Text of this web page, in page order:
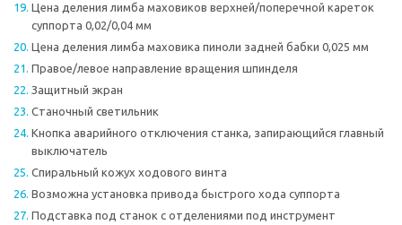
Цена деления лимба маховиков верхней/поперечной кареток
суппорта 0,02/0,04 мм
Цена деления лимба маховика пиноли задней бабки 0,025 мм
Правое/левое направление вращения шпинделя
Защитный экран
Станочный светильник
Кнопка аварийного отключения станка, запирающийся главный
выключатель
Спиральный кожух ходового винта
Возможна установка привода быстрого хода суппорта
Подставка под станок с отделениями под инструмент